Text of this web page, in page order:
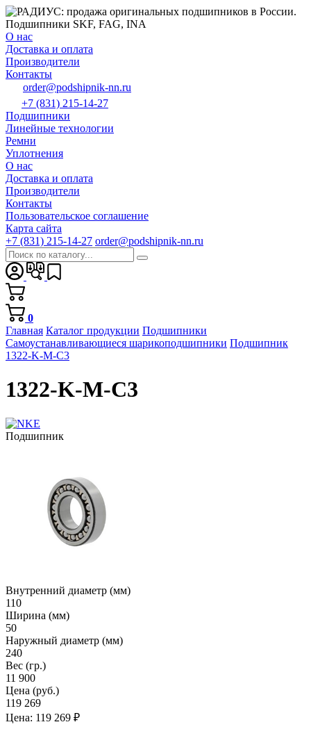
О нас
Доставка и оплата
Производители
Контакты
order@podshipnik-nn.ru
+7 (831) 215-14-27
Подшипники
Линейные технологии
Ремни
Уплотнения
О нас
Доставка и оплата
Производители
Контакты
Пользовательское соглашение
Карта сайта
+7 (831) 215-14-27 order@podshipnik-nn.ru
0
Главная Каталог продукции Подшипники
Самоустанавливающиеся шарикоподшипники Подшипник
1322-K-M-C3
1322-K-M-C3
Подшипник
Внутренний диаметр (мм)
110
Ширина (мм)
50
Наружный диаметр (мм)
240
Вес (гр.)
11 900
Цена (руб.)
119 269
Цена: 119 269 ₽